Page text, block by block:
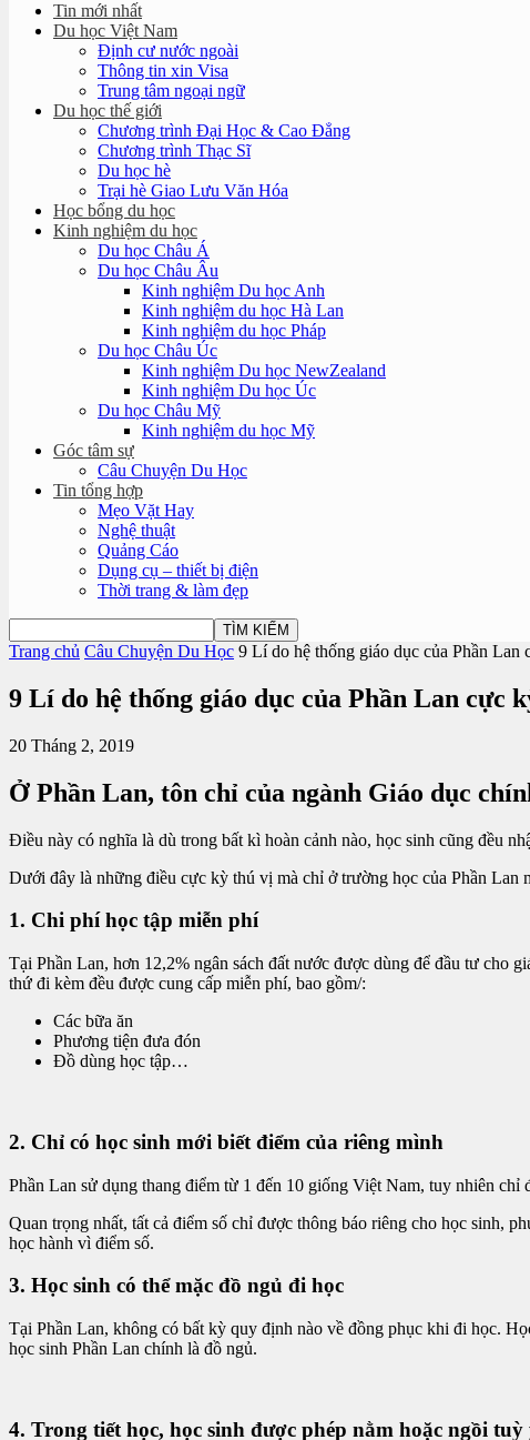
Tin mới nhất
Du học Việt Nam
Định cư nước ngoài
Thông tin xin Visa
Trung tâm ngoại ngữ
Du học thế giới
Chương trình Đại Học & Cao Đẳng
Chương trình Thạc Sĩ
Du học hè
Trại hè Giao Lưu Văn Hóa
Học bổng du học
Kinh nghiệm du học
Du học Châu Á
Du học Châu Âu
Kinh nghiệm Du học Anh
Kinh nghiệm du học Hà Lan
Kinh nghiệm du học Pháp
Du học Châu Úc
Kinh nghiệm Du học NewZealand
Kinh nghiệm Du học Úc
Du học Châu Mỹ
Kinh nghiệm du học Mỹ
Góc tâm sự
Câu Chuyện Du Học
Tin tổng hợp
Mẹo Vặt Hay
Nghệ thuật
Quảng Cáo
Dụng cụ – thiết bị điện
Thời trang & làm đẹp
Trang chủ Câu Chuyện Du Học 9 Lí do hệ thống giáo dục của Phần Lan
9 Lí do hệ thống giáo dục của Phần Lan cực
20 Tháng 2, 2019
Ở Phần Lan, tôn chỉ của ngành Giáo dục
Điều này có nghĩa là dù trong bất kì hoàn cảnh nào, học sinh cũng đều
Dưới đây là những điều cực kỳ thú vị mà chỉ ở trường học của Phần Lan
1. Chi phí học tập miễn phí
Tại Phần Lan, hơn 12,2% ngân sách đất nước được dùng để đầu tư cho
thứ đi kèm đều được cung cấp miễn phí, bao gồm/:
Các bữa ăn
Phương tiện đưa đón
Đồ dùng học tập…
2. Chỉ có học sinh mới biết điểm của riêng mình
Phần Lan sử dụng thang điểm từ 1 đến 10 giống Việt Nam, tuy nhiên
Quan trọng nhất, tất cả điểm số chỉ được thông báo riêng cho học sinh,
học hành vì điểm số.
3. Học sinh có thể mặc đồ ngủ đi học
Tại Phần Lan, không có bất kỳ quy định nào về đồng phục khi đi học.
học sinh Phần Lan chính là đồ ngủ.
4. Trong tiết học, học sinh được phép nằm hoặc ngồi tuỳ